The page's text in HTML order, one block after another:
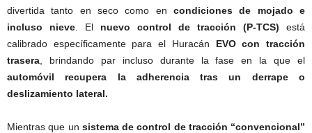
divertida tanto en seco como en condiciones de mojado e
incluso nieve . El nuevo control de tracción (P-TCS) está
calibrado específicamente para el Huracán EVO con tracción
trasera , brindando par incluso durante la fase en la que el
automóvil recupera la adherencia tras un derrape o
deslizamiento lateral.
Mientras que un sistema de control de tracción “convencional”